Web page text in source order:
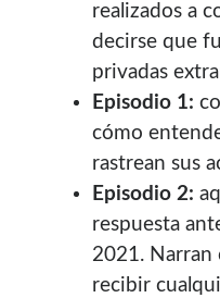
realizados a
decirse que
privadas
Episodio 1:
cómo
rastrean sus
Episodio 2:
respuesta
2021. Narran
recibir